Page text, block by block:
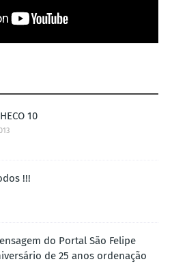
10
!!!
do Portal São Felipe
de 25 anos ordenação